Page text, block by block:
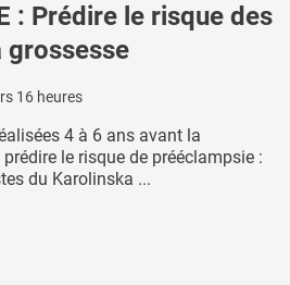
: Prédire le risque des
grossesse
16 heures
4 à 6 ans avant la
le risque de prééclampsie :
du Karolinska ...